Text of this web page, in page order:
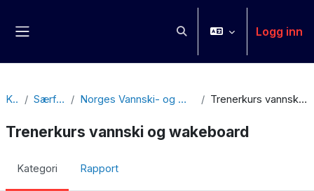
Veksle inndata for søkLogg inn
Kurs Særforbund Norges Vannski- og Wakeboardforbund Trenerkurs vannski og wakeboard
Trenerkurs vannski og wakeboard
Kategori Rapport